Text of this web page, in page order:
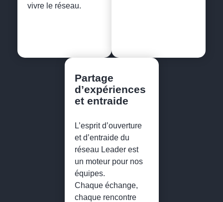
vivre le réseau.
Partage
d’expériences
et entraide
L’esprit d’ouverture
et d’entraide du
réseau Leader est
un moteur pour nos
équipes.
Chaque échange,
chaque rencontre